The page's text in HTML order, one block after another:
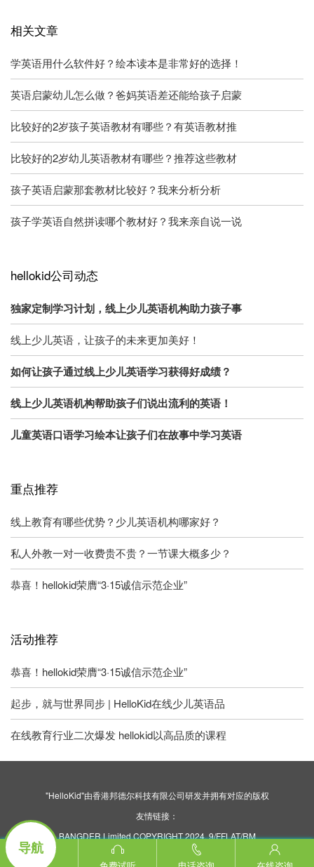
相关文章
学英语用什么软件好？绘本读本是非常好的选择！
英语启蒙幼儿怎么做？爸妈英语差还能给孩子启蒙
比较好的2岁孩子英语教材有哪些？有英语教材推
比较好的2岁幼儿英语教材有哪些？推荐这些教材
孩子英语启蒙那套教材比较好？我来分析分析
孩子学英语自然拼读哪个教材好？我来亲自说一说
hellokid公司动态
独家定制学习计划，线上少儿英语机构助力孩子事
线上少儿英语，让孩子的未来更加美好！
如何让孩子通过线上少儿英语学习获得好成绩？
线上少儿英语机构帮助孩子们说出流利的英语！
儿童英语口语学习绘本让孩子们在故事中学习英语
重点推荐
线上教育有哪些优势？少儿英语机构哪家好？
私人外教一对一收费贵不贵？一节课大概多少？
恭喜！hellokid荣膺“3·15诚信示范企业”
活动推荐
恭喜！hellokid荣膺“3·15诚信示范企业”
起步，就与世界同步 | HelloKid在线少儿英语品
在线教育行业二次爆发 hellokid以高品质的课程
"HelloKid"由香港邦德尔科技有限公司研发并拥有对应的版权
友情链接：
BANGDER Limited COPYRIGHT 2024. 9/FFLAT/RM
ASILVERCORP INTERNATIONAL TOWER707-713
NATHAN ROAD MONGKOK KL
导航